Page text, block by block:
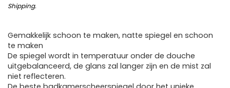
Shipping.
Gemakkelijk schoon te maken, natte spiegel en schoon
te maken
De spiegel wordt in temperatuur onder de douche
uitgebalanceerd, de glans zal langer zijn en de mist zal
niet reflecteren.